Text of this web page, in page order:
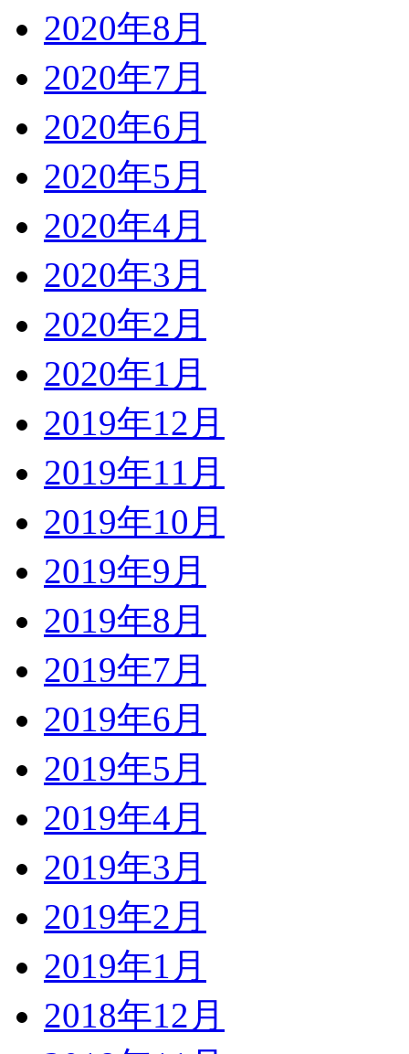
2020年8月
2020年7月
2020年6月
2020年5月
2020年4月
2020年3月
2020年2月
2020年1月
2019年12月
2019年11月
2019年10月
2019年9月
2019年8月
2019年7月
2019年6月
2019年5月
2019年4月
2019年3月
2019年2月
2019年1月
2018年12月